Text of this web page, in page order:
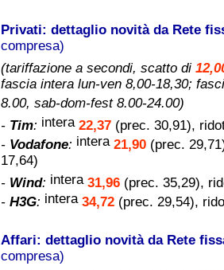
Privati: dettaglio novità da Rete
compresa)
(tariffazione a secondi, scatto di
fascia intera lun-ven 8,00-18,30;
8.00, sab-dom-fest 8.00-24.00)
- Tim: intera 22,37 (prec. 30,91),
- Vodafone: intera 21,90 (prec.
17,64)
- Wind: intera 31,96 (prec. 35,29),
- H3G: intera 34,72 (prec. 29,54),
Affari: dettaglio novità da Rete
compresa)